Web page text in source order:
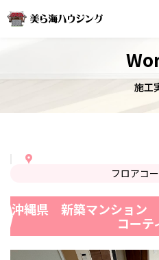
施工
フロアコ
沖縄県 新築マンション
コーテ